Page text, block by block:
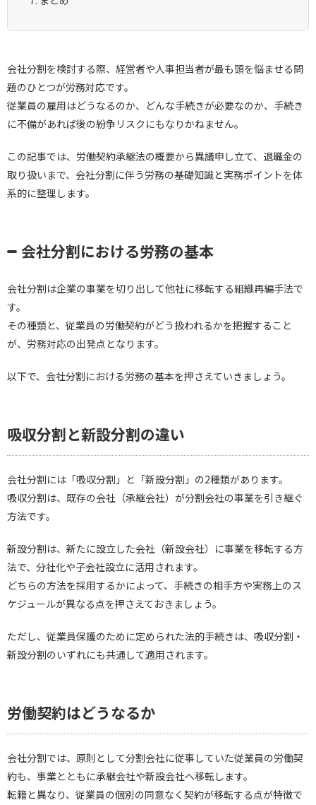
会社分割を検討する際、経営者や人事担当者が最も頭を悩ませる問
題のひとつが労務対応です。
従業員の雇用はどうなるのか、どんな手続きが必要なのか、手続き
に不備があれば後の紛争リスクにもなりかねません。
この記事では、労働契約承継法の概要から異議申し立て、退職金の
取り扱いまで、会社分割に伴う労務の基礎知識と実務ポイントを体
系的に整理します。
会社分割における労務の基本
会社分割は企業の事業を切り出して他社に移転する組織再編手法で
す。
その種類と、従業員の労働契約がどう扱われるかを把握すること
が、労務対応の出発点となります。
以下で、会社分割における労務の基本を押さえていきましょう。
吸収分割と新設分割の違い
会社分割には「吸収分割」と「新設分割」の2種類があります。
吸収分割は、既存の会社（承継会社）が分割会社の事業を引き継ぐ
方法です。
新設分割は、新たに設立した会社（新設会社）に事業を移転する方
法で、分社化や子会社設立に活用されます。
どちらの方法を採用するかによって、手続きの相手方や実務上のス
ケジュールが異なる点を押さえておきましょう。
ただし、従業員保護のために定められた法的手続きは、吸収分割・
新設分割のいずれにも共通して適用されます。
労働契約はどうなるか
会社分割では、原則として分割会社に従事していた従業員の労働契
約も、事業とともに承継会社や新設会社へ移転します。
転籍と異なり、従業員の個別の同意なく契約が移転する点が特徴で